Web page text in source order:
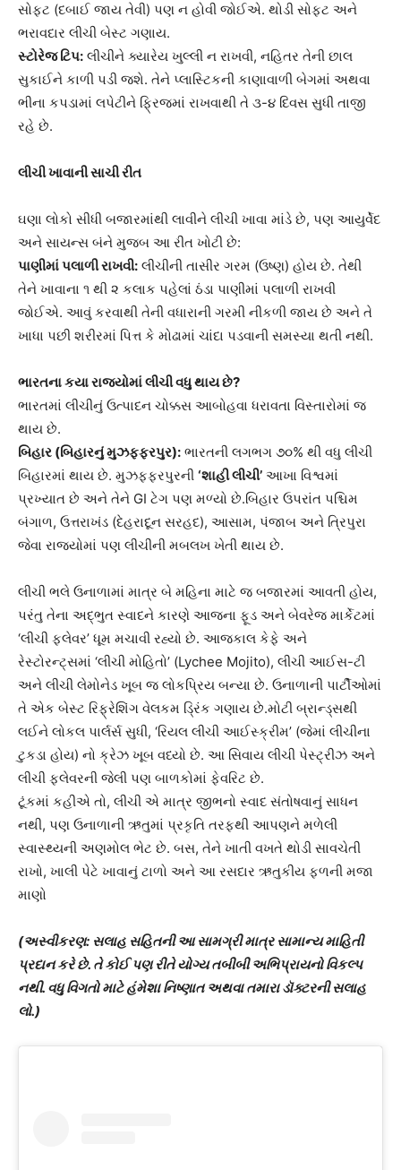
સોફ્ટ (દબાઈ જાય તેવી) પણ ન હોવી જોઈએ. થોડી સોફ્ટ અને
ભરાવદાર લીચી બેસ્ટ ગણાય.
સ્ટોરેજ ટિપ: લીચીને ક્યારેય ખુલ્લી ન રાખવી, નહિતર તેની છાલ
સુકાઈને કાળી પડી જશે. તેને પ્લાસ્ટિકની કાણાવાળી બેગમાં અથવા
ભીના કપડામાં લપેટીને ફ્રિજમાં રાખવાથી તે ૩-૪ દિવસ સુધી તાજી
રહે છે.
લીચી ખાવાની સાચી રીત
ઘણા લોકો સીધી બજારમાંથી લાવીને લીચી ખાવા માંડે છે, પણ આયુર્વેદ
અને સાયન્સ બંને મુજબ આ રીત ખોટી છે:
પાણીમાં પલાળી રાખવી: લીચીની તાસીર ગરમ (ઉષ્ણ) હોય છે. તેથી
તેને ખાવાના ૧ થી ૨ કલાક પહેલાં ઠંડા પાણીમાં પલાળી રાખવી
જોઈએ. આવું કરવાથી તેની વધારાની ગરમી નીકળી જાય છે અને તે
ખાધા પછી શરીરમાં પિત્ત કે મોઢામાં ચાંદા પડવાની સમસ્યા થતી નથી.
ભારતના કયા રાજ્યોમાં લીચી વધુ થાય છે?
ભારતમાં લીચીનું ઉત્પાદન ચોક્કસ આબોહવા ધરાવતા વિસ્તારોમાં જ
થાય છે.
બિહાર (બિહારનું મુઝફ્ફરપુર): ભારતની લગભગ ૭૦% થી વધુ લીચી
બિહારમાં થાય છે. મુઝફ્ફરપુરની ‘શાહી લીચી’ આખા વિશ્વમાં
પ્રખ્યાત છે અને તેને GI ટેગ પણ મળ્યો છે.બિહાર ઉપરાંત પશ્ચિમ
બંગાળ, ઉત્તરાખંડ (દેહરાદૂન સરહદ), આસામ, પંજાબ અને ત્રિપુરા
જેવા રાજ્યોમાં પણ લીચીની મબલખ ખેતી થાય છે.
લીચી ભલે ઉનાળામાં માત્ર બે મહિના માટે જ બજારમાં આવતી હોય,
પરંતુ તેના અદ્ભુત સ્વાદને કારણે આજના ફૂડ અને બેવરેજ માર્કેટમાં
‘લીચી ફ્લેવર’ ધૂમ મચાવી રહ્યો છે. આજકાલ કેફે અને
રેસ્ટોરન્ટ્સમાં ‘લીચી મોહિતો’ (Lychee Mojito), લીચી આઈસ-ટી
અને લીચી લેમોનેડ ખૂબ જ લોકપ્રિય બન્યા છે. ઉનાળાની પાર્ટીઓમાં
તે એક બેસ્ટ રિફ્રેશિંગ વેલકમ ડ્રિંક ગણાય છે.મોટી બ્રાન્ડ્સથી
લઈને લોકલ પાર્લર્સ સુધી, ‘રિયલ લીચી આઈસ્ક્રીમ’ (જેમાં લીચીના
ટુકડા હોય) નો ક્રેઝ ખૂબ વધ્યો છે. આ સિવાય લીચી પેસ્ટ્રીઝ અને
લીચી ફ્લેવરની જેલી પણ બાળકોમાં ફેવરિટ છે.
ટૂંકમાં કહીએ તો, લીચી એ માત્ર જીભનો સ્વાદ સંતોષવાનું સાધન
નથી, પણ ઉનાળાની ઋતુમાં પ્રકૃતિ તરફથી આપણને મળેલી
સ્વાસ્થ્યની અણમોલ ભેટ છે. બસ, તેને ખાતી વખતે થોડી સાવચેતી
રાખો, ખાલી પેટે ખાવાનું ટાળો અને આ રસદાર ઋતુકીય ફળની મજા
માણો
(અસ્વીકરણ: સલાહ સહિતની આ સામગ્રી માત્ર સામાન્ય માહિતી
પ્રદાન કરે છે. તે કોઈ પણ રીતે યોગ્ય તબીબી અભિપ્રાયનો વિકલ્પ
નથી. વધુ વિગતો માટે હંમેશા નિષ્ણાત અથવા તમારા ડૉક્ટરની સલાહ
લો.)